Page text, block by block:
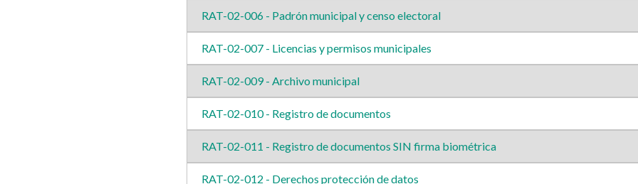
RAT-02-006 - Padrón municipal y censo electoral
RAT-02-007 - Licencias y permisos municipales
RAT-02-009 - Archivo municipal
RAT-02-010 - Registro de documentos
RAT-02-011 - Registro de documentos SIN firma biométrica
RAT-02-012 - Derechos protección de datos